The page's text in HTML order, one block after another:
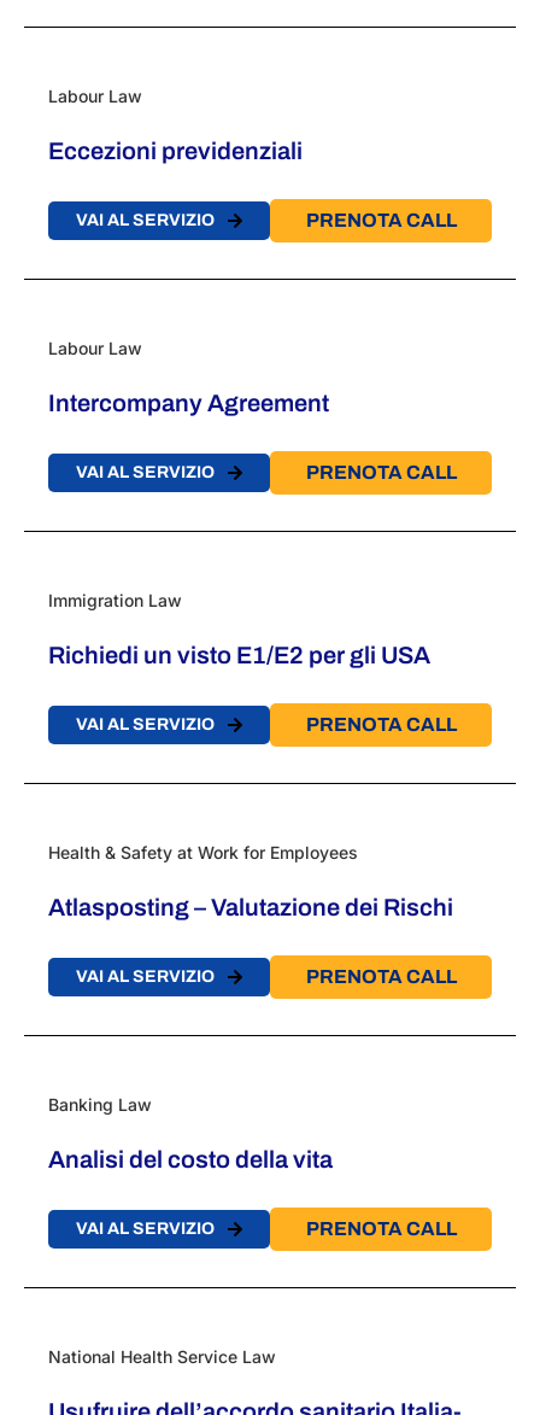
Labour Law
Eccezioni previdenziali
VAI AL SERVIZIO PRENOTA CALL
Labour Law
Intercompany Agreement
VAI AL SERVIZIO PRENOTA CALL
Immigration Law
Richiedi un visto E1/E2 per gli USA
VAI AL SERVIZIO PRENOTA CALL
Health & Safety at Work for Employees
Atlasposting – Valutazione dei Rischi
VAI AL SERVIZIO PRENOTA CALL
Banking Law
Analisi del costo della vita
VAI AL SERVIZIO PRENOTA CALL
National Health Service Law